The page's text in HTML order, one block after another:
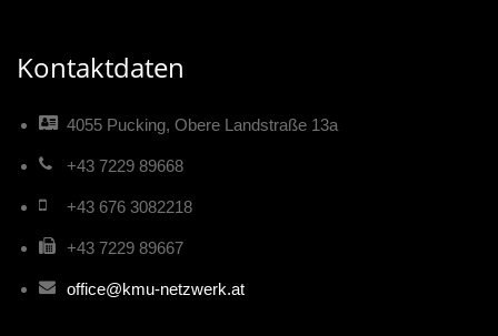
Kontaktdaten
4055 Pucking, Obere Landstraße 13a
+43 7229 89668
+43 676 3082218
+43 7229 89667
office@kmu-netzwerk.at